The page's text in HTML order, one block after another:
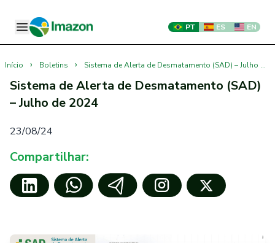
PT ES EN
Início › Boletins › Sistema de Alerta de Desmatamento (SAD) – Julho de 2024
Sistema de Alerta de Desmatamento (SAD)
– Julho de 2024
23/08/24
Compartilhar: